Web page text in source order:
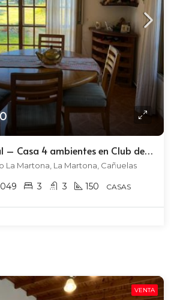
Alquiler anual – Casa 4 ambientes en Club de Campo La Martona
La Martona, La Martona, Cañuelas
3 3 150 CASAS
VENTA